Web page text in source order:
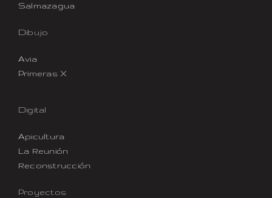
Salmazagua
Dibujo
Avia
Primeras X
Digital
Apicultura
La Reunión
Reconstrucción
Proyectos